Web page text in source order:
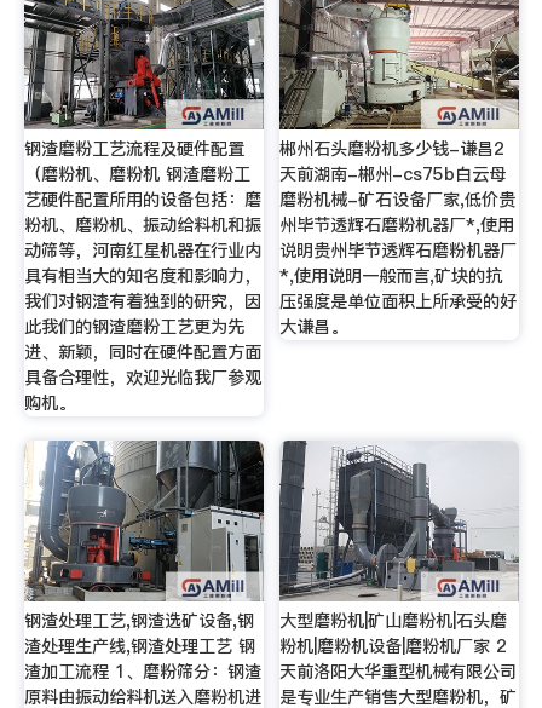
钢渣磨粉工艺流程及硬件配置
（磨粉机、磨粉机 钢渣磨粉工
艺硬件配置所用的设备包括：磨
粉机、磨粉机、振动给料机和振
动筛等，河南红星机器在行业内
具有相当大的知名度和影响力，
我们对钢渣有着独到的研究，因
此我们的钢渣磨粉工艺更为先
进、新颖，同时在硬件配置方面
具备合理性，欢迎光临我厂参观
购机。
郴州石头磨粉机多少钱-谦昌2
天前湖南-郴州-cs75b白云母
磨粉机械-矿石设备厂家,低价贵
州毕节透辉石磨粉机器厂*,使用
说明贵州毕节透辉石磨粉机器厂
*,使用说明一般而言,矿块的抗
压强度是单位面积上所承受的好
大谦昌。
钢渣处理工艺,钢渣选矿设备,钢
渣处理生产线,钢渣处理工艺 钢
渣加工流程 1、磨粉筛分：钢渣
原料由振动给料机送入磨粉机进
大型磨粉机|矿山磨粉机|石头磨
粉机|磨粉机设备|磨粉机厂家 2
天前洛阳大华重型机械有限公司
是专业生产销售大型磨粉机，矿